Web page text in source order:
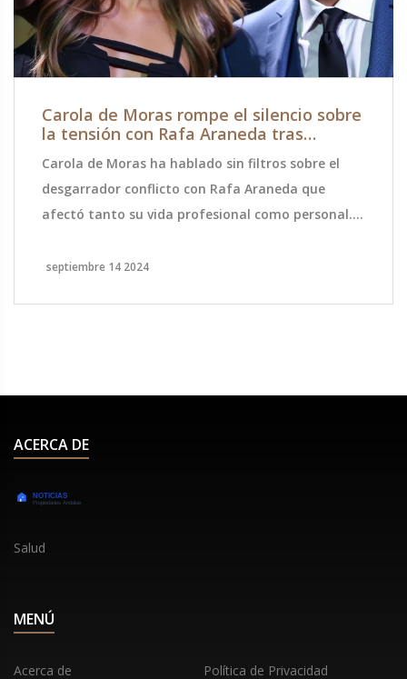
Carola de Moras rompe el silencio sobre
la tensión con Rafa Araneda tras
Carola de Moras ha hablado sin filtros sobre el
desgarrador conflicto con Rafa Araneda que
afectó tanto su vida profesional como personal.
animadora reveló detalles emocionales y
septiembre 14 2024
ACERCA DE
Salud
MENÚ
Acerca de Política de Privacidad